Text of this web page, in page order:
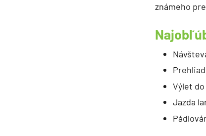
známeho
Výlet
Jazda